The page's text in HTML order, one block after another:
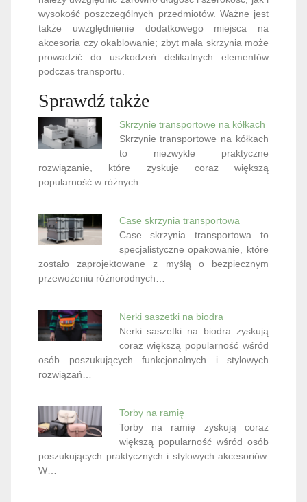
wysokość poszczególnych przedmiotów. Ważne jest
także uwzględnienie dodatkowego miejsca na
akcesoria czy okablowanie; zbyt mała skrzynia może
prowadzić do uszkodzeń delikatnych elementów
podczas transportu.
Sprawdź także
Skrzynie transportowe na kółkach
Skrzynie transportowe na kółkach
to niezwykle praktyczne
rozwiązanie, które zyskuje coraz większą
popularność w różnych…
Case skrzynia transportowa
Case skrzynia transportowa to
specjalistyczne opakowanie, które
zostało zaprojektowane z myślą o bezpiecznym
przewożeniu różnorodnych…
Nerki saszetki na biodra
Nerki saszetki na biodra zyskują
coraz większą popularność wśród
osób poszukujących funkcjonalnych i stylowych
rozwiązań…
Torby na ramię
Torby na ramię zyskują coraz
większą popularność wśród osób
poszukujących praktycznych i stylowych akcesoriów.
W…